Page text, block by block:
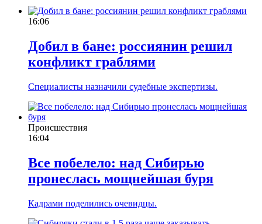
16:06
Добил в бане: россиянин решил
конфликт граблями
Специалисты назначили судебные экспертизы.
Происшествия
16:04
Все побелело: над Сибирью
пронеслась мощнейшая буря
Кадрами поделились очевидцы.